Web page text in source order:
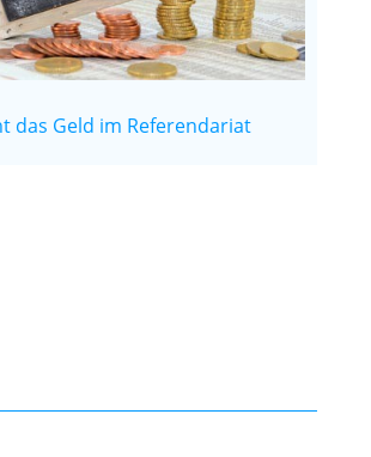
das Geld im Referendariat